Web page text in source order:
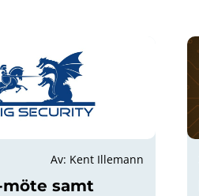
Av: Kent Illemann
möte samt